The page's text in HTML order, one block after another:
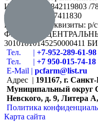
ИНН/КПП: 7842119803 /
ОГРН: 1167847411830
Банковские реквизиты: р/
ФИЛИАЛ
30101810145250000411
Тел. | +7-952-289-61-98
Тел. | +7 950-015-74-18
E-Мail | pcfarm@list.ru
Адрес | 191167, г.
Муниципальный округ
Невского, д. 9, Литера
Политика
Карта сайта